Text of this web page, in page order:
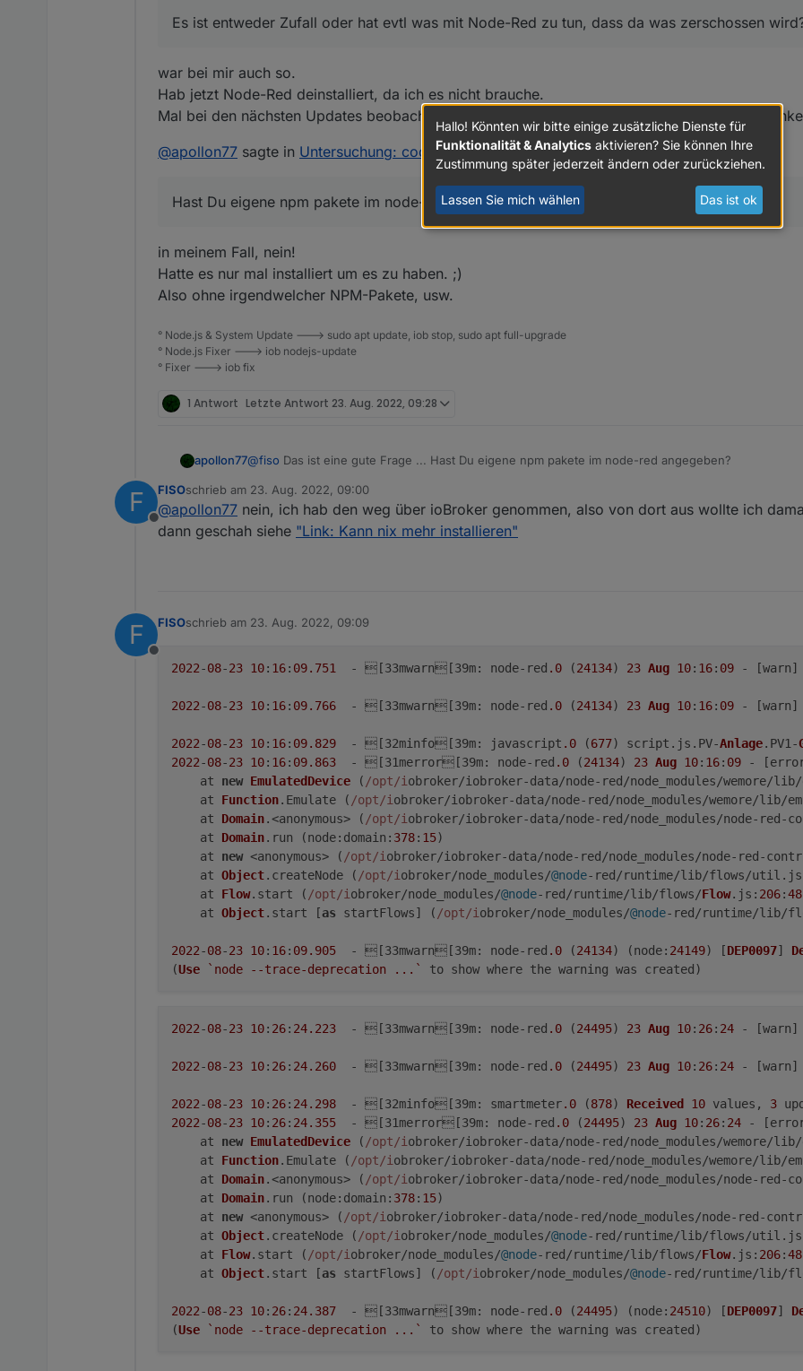
https://forum.iobroker.net/topic/57337/fehler-25-bei-adapter-install-update-mit-npm8
Es ist entweder Zufall oder hat evtl was mit Node-Red zu tun, dass da was zerschossen
war bei mir auch so.
Hab jetzt Node-Red deinstalliert, da ich es nicht brauche.
Mal bei den nächsten Updates beobachten, ob noch andere Adapter (Javascript zB)
@apollon77 sagte in Untersuchung: code 25 fehlerlösung:
Hast Du eigene npm pakete im node-red angegeben?
in meinem Fall, nein!
Hatte es nur mal installiert um es zu haben. ;)
Also ohne irgendwelcher NPM-Pakete, usw.
° Node.js & System Update ---> sudo apt update, iob stop, sudo apt full-upgrade
° Node.js Fixer ---> iob nodejs-update
° Fixer ---> iob fix
1 Antwort Letzte Antwort 23. Aug. 2022, 09:28
apollon77@fiso Das ist eine gute Frage ... Hast Du eigene npm pakete im node-red angegeben?
Dann müste man damit mal experimentieren ... nicht das sich die "installation von Subtrees" mit
hhmmmm ....
Dann wäre Javascript und ham ebenso Kandidaten die das verursachen könnten.
F
Offline
FISOschrieb am 23. Aug. 2022, 09:00
zuletzt editiert von
@apollon77 nein, ich hab den weg über ioBroker genommen, also von dort aus wollte ich
dann geschah siehe "Link: Kann nix mehr installieren"
F
Offline
FISOschrieb am 23. Aug. 2022, 09:09
zuletzt editiert von
2022-08-23 10: 16: 09.751
  - [33mwarn[39
m: node-red .0 (24134) 23 Aug 10: 16: 09 - [warn]
2022-08-23 10: 16: 09.766
  - [33mwarn[39
m: node-red .0 (24134) 23 Aug 10: 16: 09 - [warn]
2022-08-23 10: 16: 09.829
  - [32minfo[39
m: javascript .0 (677) script. js . PV-Anlage. PV1-
2022-08-23 10: 16: 09.863
  - [31merror[39
m: node-red .0 (24134) 23 Aug 10: 16: 09 -
    at
new EmulatedDevice ( /opt/iobroker/iobroker-data/node-red/node_modules/wemore/lib/
    at
Function. Emulate ( /opt/iobroker/iobroker-data/node-red/node_modules/wemore/lib/
    at
Domain.<anonymous> ( /opt/iobroker/iobroker-data/node-red/node_modules/node-red-
    at
Domain. run (node: domain : 378: 15)
    at
new <anonymous> ( /opt/iobroker/iobroker-data/node-red/node_modules/node-red-
    at
Object. createNode ( /opt/iobroker/node_modules/@node-red/runtime/lib/flows/util. js
    at
Flow. start ( /opt/iobroker/node_modules/@node-red/runtime/lib/flows/Flow. js : 206:48
    at
Object. start [as startFlows] ( /opt/iobroker/node_modules/@node-red/runtime/lib/
2022-08-23 10: 16: 09.905
  - [33mwarn[39
m: node-red .0 (24134) (node: 24149) [DEP0097]
(Use `node --trace-deprecation ...`
2022-08-23 10: 26: 24.223
  - [33mwarn[39
m: node-red .0 (24495) 23 Aug 10: 26: 24 - [warn]
2022-08-23 10: 26: 24.260
  - [33mwarn[39
m: node-red .0 (24495) 23 Aug 10: 26: 24 - [warn]
2022-08-23 10: 26: 24.298
  - [32minfo[39
m: smartmeter.0 (878) Received 10 values, 3
2022-08-23 10: 26: 24.355
  - [31merror[39
m: node-red .0 (24495) 23 Aug 10: 26: 24 -
    at
new EmulatedDevice ( /opt/iobroker/iobroker-data/node-red/node_modules/wemore/lib/
    at
Function. Emulate ( /opt/iobroker/iobroker-data/node-red/node_modules/wemore/lib/
    at
Domain.<anonymous> ( /opt/iobroker/iobroker-data/node-red/node_modules/node-red-
    at
Domain. run (node: domain : 378: 15)
    at
new <anonymous> ( /opt/iobroker/iobroker-data/node-red/node_modules/node-red-
    at
Object. createNode ( /opt/iobroker/node_modules/@node-red/runtime/lib/flows/util. js
    at
Flow. start ( /opt/iobroker/node_modules/@node-red/runtime/lib/flows/Flow. js : 206:48
    at
Object. start [as startFlows] ( /opt/iobroker/node_modules/@node-red/runtime/lib/
2022-08-23 10: 26: 24.387
  - [33mwarn[39
m: node-red .0 (24495) (node: 24510) [DEP0097]
(Use `node --trace-deprecation ...` to show where the warning was created)
Hallo! Könnten wir bitte einige zusätzliche Dienste für
Funktionalität & Analytics aktivieren? Sie können Ihre
Zustimmung später jederzeit ändern oder zurückziehen.
Lassen Sie mich wählen Das ist ok